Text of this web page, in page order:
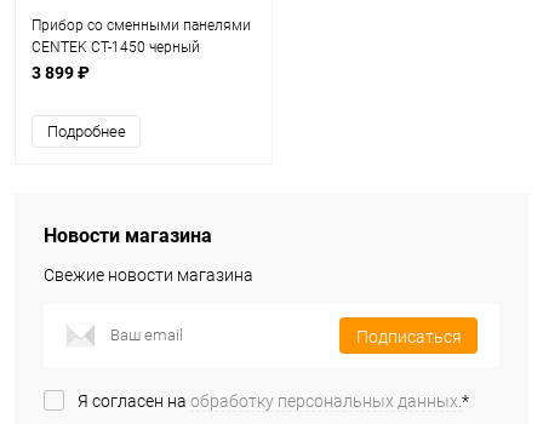
Прибор со сменными панелями
CENTEK CT-1450 черный
3 899 ₽
Подробнее
Новости магазина
Свежие новости магазина
Подписаться
Я согласен на обработку персональных данных.*